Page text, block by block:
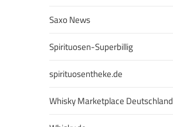
Saxo News
Spirituosen-Superbillig
spirituosentheke.de
Whisky Marketplace Deutschland